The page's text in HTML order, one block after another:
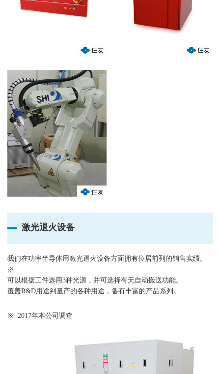
激光退火设备
我们在功率半导体用激光退火设备方面拥有位居前列的销售实绩。
※
可以根据工件选用3种光源，并可选择有无自动搬送功能。
覆盖R&D用途到量产的各种用途，备有丰富的产品系列。
※ 2017年本公司调查